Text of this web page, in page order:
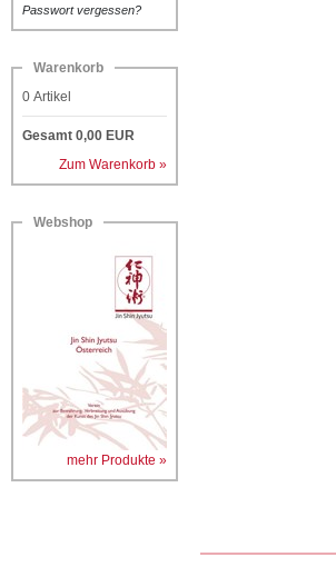
Passwort vergessen?
Warenkorb
0 Artikel
Gesamt 0,00 EUR
Zum Warenkorb »
Webshop
mehr Produkte »